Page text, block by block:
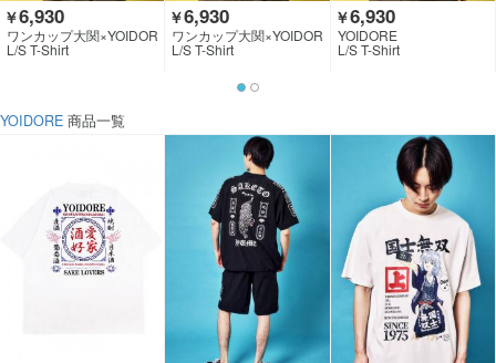
￥6,930
ワンカップ大関×YOIDOR
E
L/S T-Shirt
￥6,930
ワンカップ大関×YOIDOR
E
L/S T-Shirt
￥6,930
YOIDORE
L/S T-Shirt
YOIDORE 商品一覧